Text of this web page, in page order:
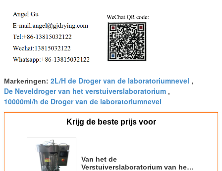
Markeringen: 2L/H de Droger van de laboratoriumnevel ,
De Neveldroger van het verstuiverslaboratorium ,
10000ml/h de Droger van de laboratoriumnevel
Krijg de beste prijs voor
Van het de
Verstuiverslaboratorium van het